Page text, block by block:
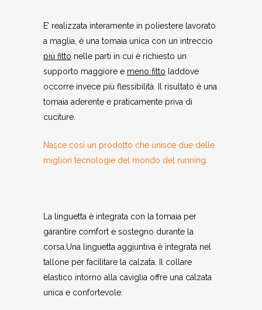
E’ realizzata interamente in poliestere lavorato
a maglia, è una tomaia unica con un intreccio
più fitto nelle parti in cui è richiesto un
supporto maggiore e meno fitto laddove
occorre invece più flessibilità. Il risultato è una
tomaia aderente e praticamente priva di
cuciture.
Nasce così un prodotto che unisce due delle
migliori tecnologie del mondo del running.
La linguetta è integrata con la tomaia per
garantire comfort e sostegno durante la
corsa.Una linguetta aggiuntiva è integrata nel
tallone per facilitare la calzata. Il collare
elastico intorno alla caviglia offre una calzata
unica e confortevole.